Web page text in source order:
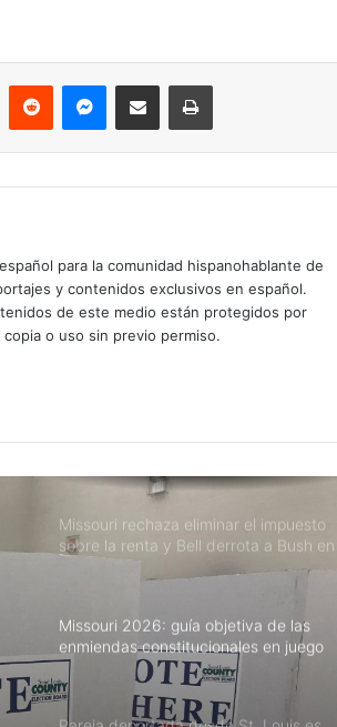
Tumblr Reddit MessengerCompartir por correo electrónicoImprimir
para la comunidad hispanohablante de
y contenidos exclusivos en español.
de este medio están protegidos por
o uso sin previo permiso.
Pareja deportada desde St. Louis es
bebé y dos otras hijas sobreviven
desploma en Missouri; mueren las 12
personas a bordo
sobre la renta y Bell derrota a Bush en
primaria clave
Missouri 2026: guía objetiva de las
enmiendas constitucionales en juego
Pareja deportada desde St. Louis es
hallada asesinada en Guatemala; su
bebé y dos otras hijas sobreviven